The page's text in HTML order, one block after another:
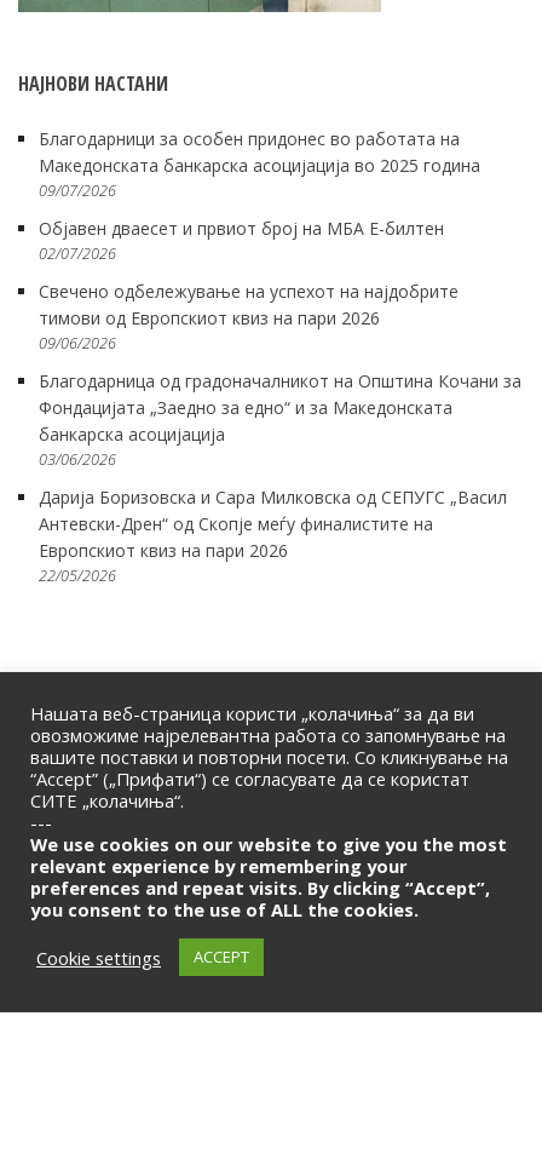
НАЈНОВИ НАСТАНИ
Благодарници за особен придонес во работата на
Македонската банкарска асоцијација во 2025 година
09/07/2026
Објавен дваесет и првиот број на МБА Е-билтен
02/07/2026
Свечено одбележување на успехот на најдобрите
тимови од Европскиот квиз на пари 2026
09/06/2026
Благодарница од градоначалникот на Општина Кочани за
Фондацијата „Заедно за едно“ и за Македонската
банкарска асоцијација
03/06/2026
Дарија Боризовска и Сара Милковска од СЕПУГС „Васил
Антевски-Дрен“ од Скопје меѓу финалистите на
Европскиот квиз на пари 2026
22/05/2026
ПОЧЕТНА
© 2026 | Македонска Банкарска Асоцијација
Само за членови
Нашата веб-страница користи „колачиња“ за да ви
овозможиме најрелевантна работа со запомнување на
вашите поставки и повторни посети. Со кликнување на
“Accept” („Прифати“) се согласувате да се користат
СИТЕ „колачиња“.
---
We use cookies on our website to give you the most
relevant experience by remembering your
preferences and repeat visits. By clicking “Accept”,
you consent to the use of ALL the cookies.
Cookie settings
ACCEPT